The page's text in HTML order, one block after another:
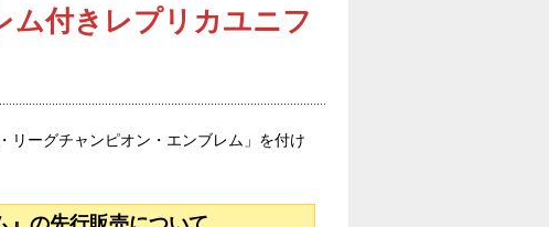
ム付きレプリカユニフ
リーグチャンピオン・エンブレム」を付け